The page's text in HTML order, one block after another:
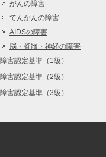
がんの障害
てんかんの障害
AIDSの障害
脳・脊髄・神経の障害
障害認定基準（1級）
障害認定基準（2級）
障害認定基準（3級）